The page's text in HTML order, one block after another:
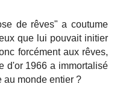
de rêves" a coutume
que lui pouvait initier
forcément aux rêves,
d'or 1966 a immortalisé
au monde entier ?